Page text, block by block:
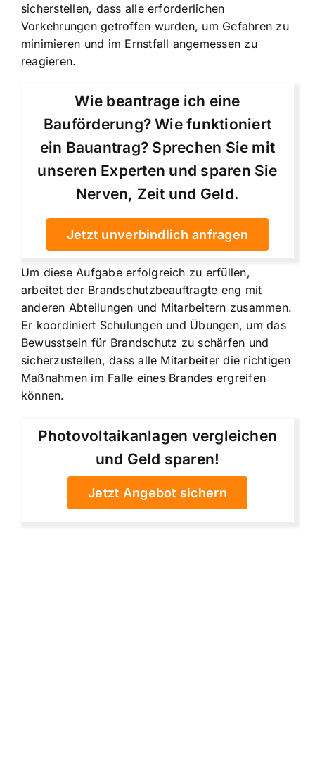
sicherstellen, dass alle erforderlichen
Vorkehrungen getroffen wurden, um Gefahren zu
minimieren und im Ernstfall angemessen zu
reagieren.
Wie beantrage ich eine
Bauförderung? Wie funktioniert
ein Bauantrag? Sprechen Sie mit
unseren Experten und sparen Sie
Nerven, Zeit und Geld.
Jetzt unverbindlich anfragen
Um diese Aufgabe erfolgreich zu erfüllen,
arbeitet der Brandschutzbeauftragte eng mit
anderen Abteilungen und Mitarbeitern zusammen.
Er koordiniert Schulungen und Übungen, um das
Bewusstsein für Brandschutz zu schärfen und
sicherzustellen, dass alle Mitarbeiter die richtigen
Maßnahmen im Falle eines Brandes ergreifen
können.
Photovoltaikanlagen vergleichen
und Geld sparen!
Jetzt Angebot sichern